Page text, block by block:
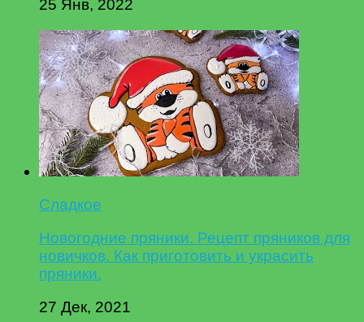
25 Янв, 2022
Сладкое
Новогодние пряники. Рецепт пряников для
новичков. Как приготовить и украсить
пряники.
27 Дек, 2021